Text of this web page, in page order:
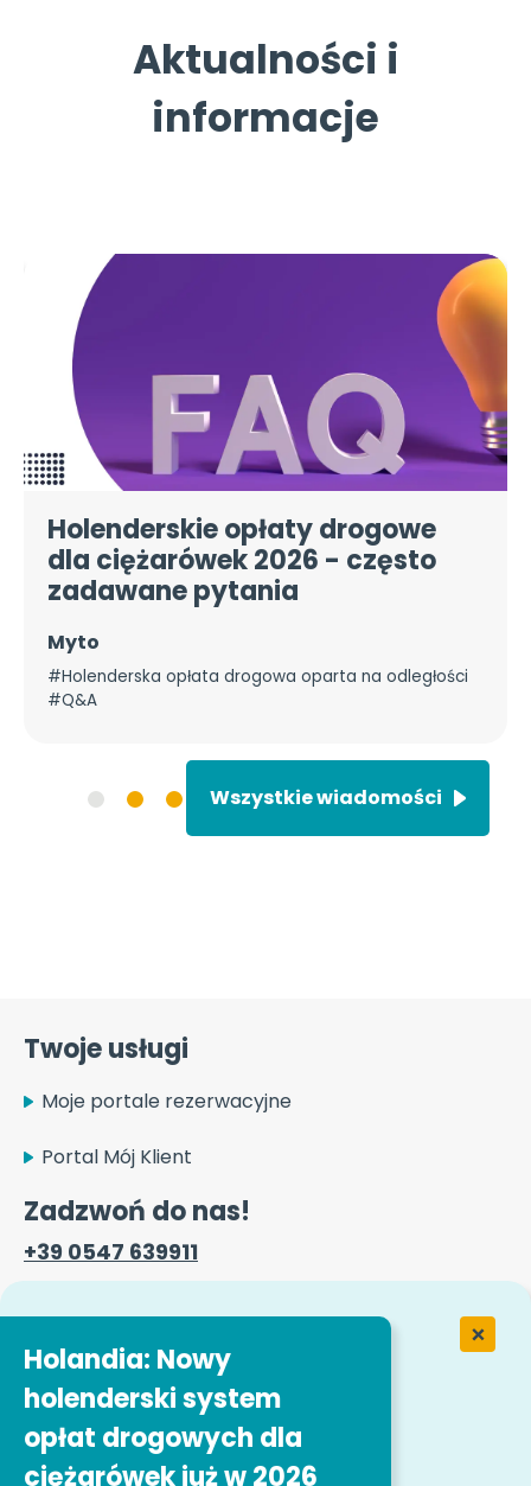
Holandia: Nowy
holenderski system
opłat drogowych dla
ciężarówek już w 2026
Aktualności i
informacje
Wszystkie wiadomości
Holenderskie opłaty drogowe
dla ciężarówek 2026 - często
zadawane pytania
Myto
#Holenderska opłata drogowa oparta na odległości
#Q&A
Twoje usługi
Moje portale rezerwacyjne
Portal Mój Klient
Zadzwoń do nas!
+39 0547 639911
Formularz kontaktowy
Praca w Easytrip Transport Services